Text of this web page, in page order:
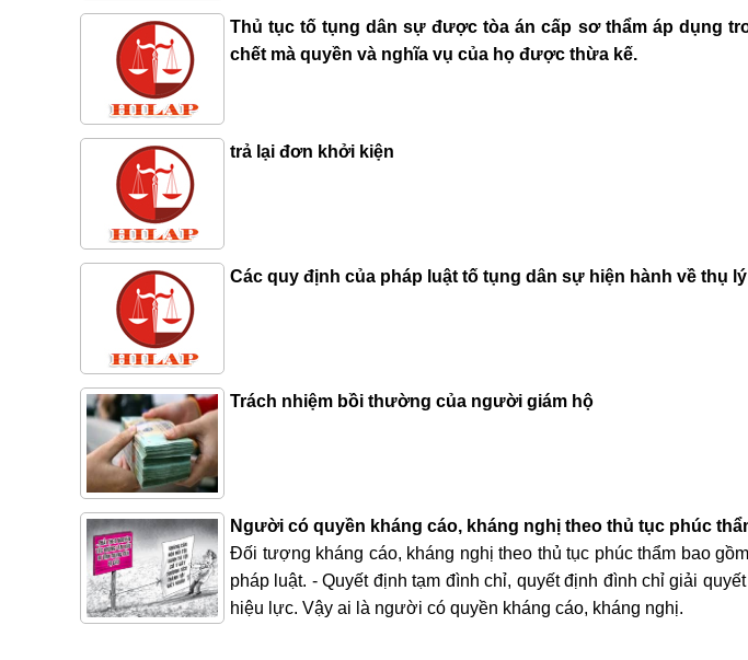
Thủ tục tố tụng dân sự được tòa án cấp sơ thẩm áp dụng
chết mà quyền và nghĩa vụ của họ được thừa kế.
trả lại đơn khởi kiện
Các quy định của pháp luật tố tụng dân sự hiện hành về thụ
Trách nhiệm bồi thường của người giám hộ
Người có quyền kháng cáo, kháng nghị theo thủ tục phúc
Đối tượng kháng cáo, kháng nghị theo thủ tục phúc thẩm bao
pháp luật. - Quyết định tạm đình chỉ, quyết định đình chỉ giải
hiệu lực. Vậy ai là người có quyền kháng cáo, kháng nghị.